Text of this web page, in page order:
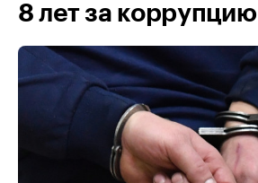
8 лет за коррупцию